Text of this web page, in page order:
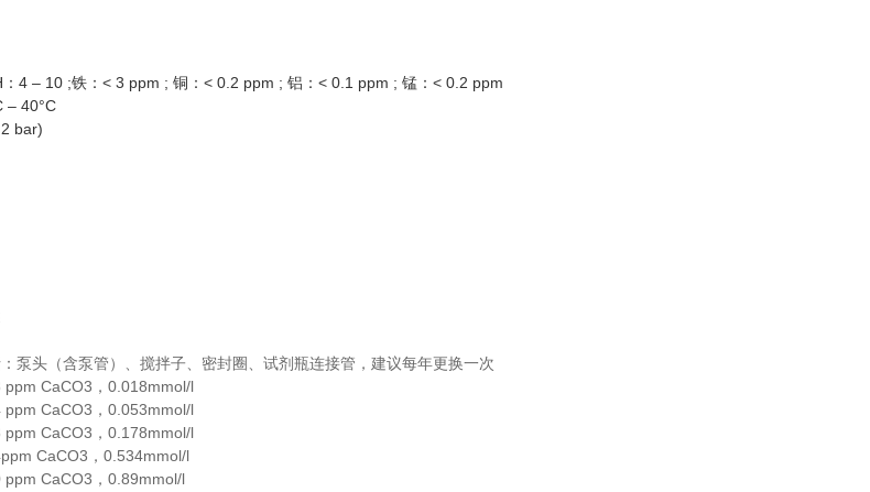
4 – 10 ;铁：< 3 ppm ; 铜：< 0.2 ppm ; 铝：< 0.1 ppm ; 锰：< 0.2 ppm
– 40°C
bar)
泵头（含泵管）、搅拌子、密封圈、试剂瓶连接管，建议每年更换一次
ppm CaCO3，0.018mmol/l
ppm CaCO3，0.053mmol/l
ppm CaCO3，0.178mmol/l
CaCO3，0.534mmol/l
ppm CaCO3，0.89mmol/l